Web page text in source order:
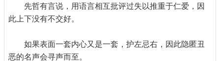
先哲有言说，用语言相互批评过失以推重于仁爱，因
此上下没有不交好。
如果表面一套内心又是一套，护左忌右，因此隐匿丑
恶的名声会寻声而至。